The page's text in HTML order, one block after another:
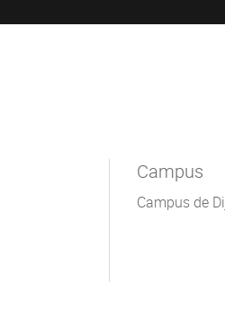
Campus
Campus de